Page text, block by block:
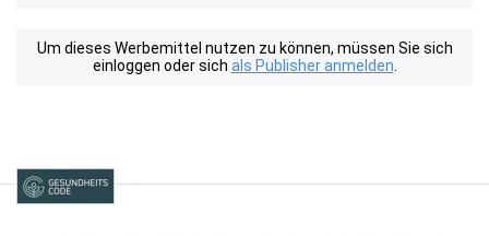
Um dieses Werbemittel nutzen zu können, müssen Sie sich
einloggen oder sich als Publisher anmelden